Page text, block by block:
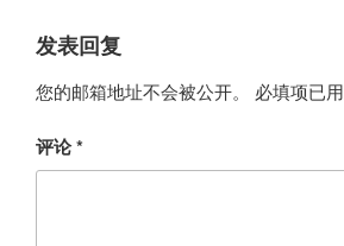
发表回复
您的邮箱地址不会被公开。 必填项已用
评论*